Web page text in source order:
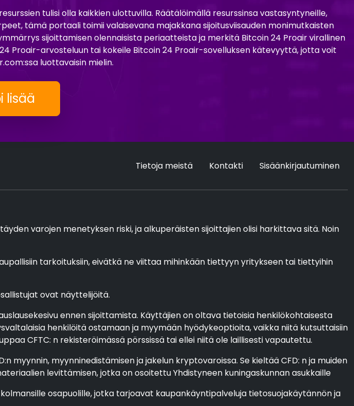
tulisi olla kaikkien ulottuvilla. Räätälöimällä resurssinsa vastasyntyneille,
tämä portaali toimii valaisevana majakkana sijoitusviisauden monimutkaisten
sijoittamisen olennaisista periaatteista ja merkitä Bitcoin 24 Proair virallinen
Proair-arvosteluun tai kokeile Bitcoin 24 Proair-sovelluksen kätevyyttä, jotta voit
luottavaisin mielin.
lisää
Tietoja meistä Kontakti Sisäänkirjautuminen
varojen menetyksen riski, ja alkuperäisten sijoittajien olisi harkittava sitä. Noin
tarkoituksiin, eivätkä ne viittaa mihinkään tiettyyn yritykseen tai tiettyihin
ovat näyttelijöitä.
ennen sijoittamista. Käyttäjien on oltava tietoisia henkilökohtaisesta
henkilöitä ostamaan ja myymään hyödykeoptioita, vaikka niitä kutsuttaisiin
CFTC: n rekisteröimässä pörssissä tai ellei niitä ole laillisesti vapautettu.
myynnin, myynninedistämisen ja jakelun kryptovaroissa. Se kieltää CFD: n ja muiden
levittämisen, jotka on osoitettu Yhdistyneen kuningaskunnan asukkaille
osapuolille, jotka tarjoavat kaupankäyntipalveluja tietosuojakäytännön ja